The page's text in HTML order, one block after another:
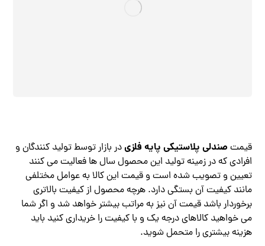
قیمت صندلی پلاستیکی پایه فلزیدر بازار توسط تولید کنندگان و
افرادی که در زمینه تولید این محصول سال ها فعالیت می کنند
تعیین و تصویب شده است و قیمت این کالا به عوامل مختلفی
مانند کیفیت آن بستگی دارد. هرچه محصول از کیفیت بالاتری
برخوردار باشد قیمت آن نیز به مراتب بیشتر خواهد شد و اگر شما
می خواهید کالاهای درجه یک و با کیفیت را خریداری کنید باید
هزینه بیشتری را متحمل شوید.